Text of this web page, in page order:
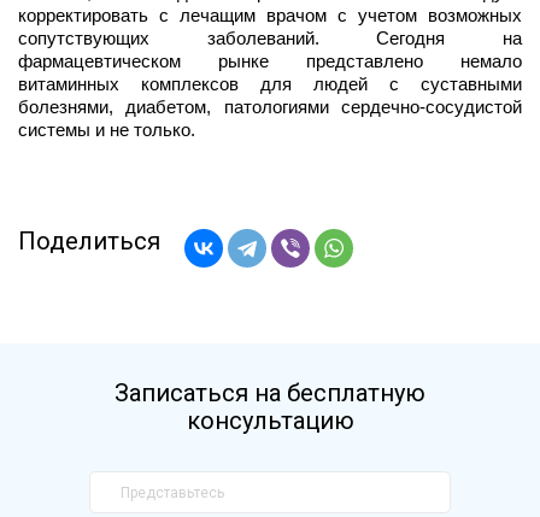
корректировать с лечащим врачом с учетом возможных
сопутствующих заболеваний. Сегодня на
фармацевтическом рынке представлено немало
витаминных комплексов для людей с суставными
болезнями, диабетом, патологиями сердечно-сосудистой
системы и не только.
Поделиться
Записаться на бесплатную
консультацию